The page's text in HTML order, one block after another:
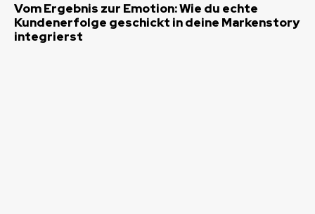
Vom Ergebnis zur Emotion: Wie du echte
Kundenerfolge geschickt in deine Markenstory
integrierst